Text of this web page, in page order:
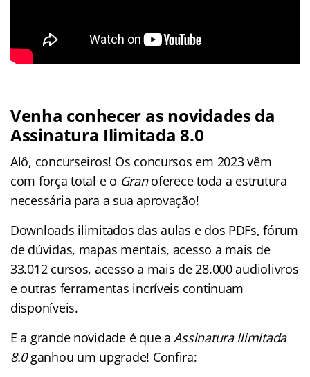
Venha conhecer as novidades da
Assinatura Ilimitada 8.0
Alô, concurseiros! Os concursos em 2023 vêm
com força total e o Granoferece toda a estrutura
necessária para a sua aprovação!
Downloads ilimitados das aulas e dos PDFs, fórum
de dúvidas, mapas mentais, acesso a mais de
33.012 cursos, acesso a mais de 28.000 audiolivros
e outras ferramentas incríveis continuam
disponíveis.
E a grande novidade é que aAssinatura Ilimitada
8.0ganhou um upgrade! Confira: